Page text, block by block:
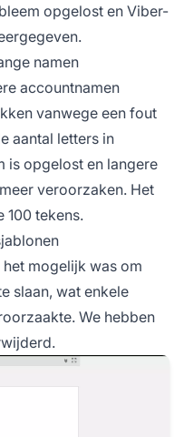
opgelost en Viber-
namen
accountnamen
vanwege een fout
aantal letters in
is opgelost en langere
veroorzaken. Het
100 tekens.
mogelijk was om
slaan, wat enkele
We hebben